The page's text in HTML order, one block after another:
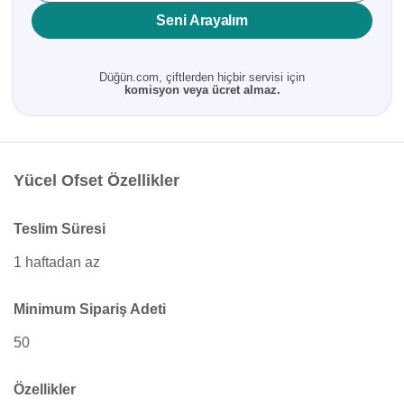
Seni Arayalım
Düğün.com, çiftlerden hiçbir servisi için
komisyon veya ücret almaz.
Yücel Ofset Özellikler
Teslim Süresi
1 haftadan az
Minimum Sipariş Adeti
50
Özellikler